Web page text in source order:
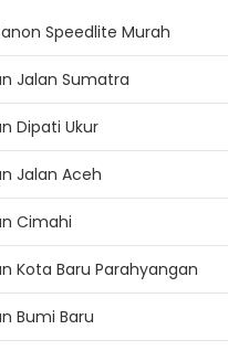
Speedlite Murah
Jalan Sumatra
Dipati Ukur
Jalan Aceh
Cimahi
Kota Baru Parahyangan
Bumi Baru